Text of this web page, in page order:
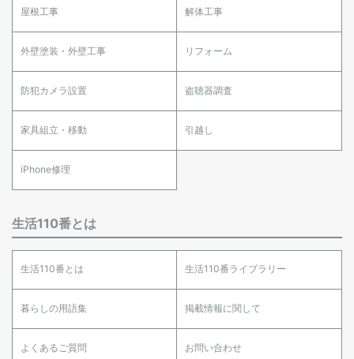
屋根工事 解体工事
外壁塗装・外壁工事 リフォーム
防犯カメラ設置 盗聴器調査
家具組立・移動 引越し
iPhone修理
生活110番とは
生活110番とは 生活110番ライブラリー
暮らしの用語集 掲載情報に関して
よくあるご質問 お問い合わせ